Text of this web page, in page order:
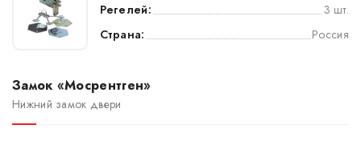
Регелей:
3 шт.
Страна:
Россия
Замок «Мосрентген»
Нижний замок двери